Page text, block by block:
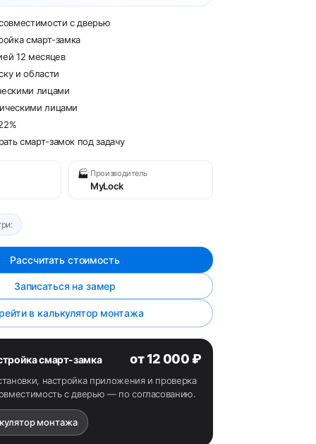
с дверью
смарт-замка
12 месяцев
и области
лицами
лицами
смарт-замок под задачу
🏭 Производитель
MyLock
Рассчитать стоимость
Записаться на замер
в калькулятор монтажа
смарт-замка от 12 000 ₽
настройка приложения и проверка
с дверью — по согласованию.
монтажа